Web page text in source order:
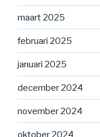
maart 2025
februari 2025
januari 2025
december 2024
november 2024
oktober 2024